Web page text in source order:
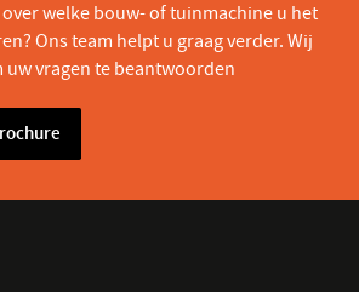
welke bouw- of tuinmachine u het
Ons team helpt u graag verder. Wij
uw vragen te beantwoorden